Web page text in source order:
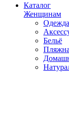
Каталог
Женщинам
Одежда
Бельё